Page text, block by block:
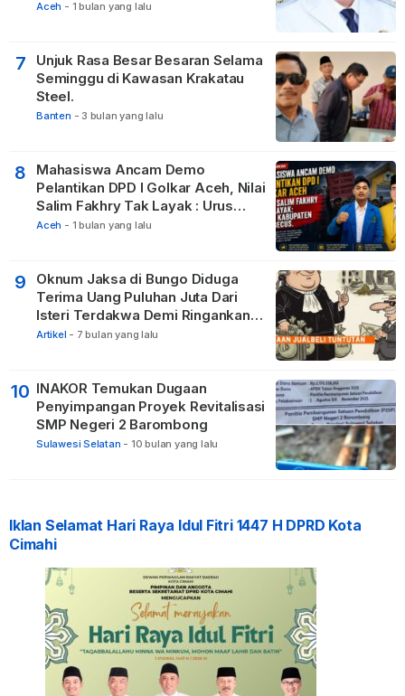
Membangun Pasilitas Rumah
Aceh - 1 bulan yang lalu
7
Unjuk Rasa Besar Besaran Selama
Seminggu di Kawasan Krakatau
Steel.
Banten - 3 bulan yang lalu
8
Mahasiswa Ancam Demo
Pelantikan DPD I Golkar Aceh, Nilai
Salim Fakhry Tak Layak : Urus
Kabupaten Tak Becus.
Aceh - 1 bulan yang lalu
9
Oknum Jaksa di Bungo Diduga
Terima Uang Puluhan Juta Dari
Isteri Terdakwa Demi Ringankan
Hukuman
Artikel - 7 bulan yang lalu
10 INAKOR Temukan Dugaan
Penyimpangan Proyek Revitalisasi
SMP Negeri 2 Barombong
Sulawesi Selatan - 10 bulan yang lalu
Iklan Selamat Hari Raya Idul Fitri 1447 H DPRD Kota
Cimahi